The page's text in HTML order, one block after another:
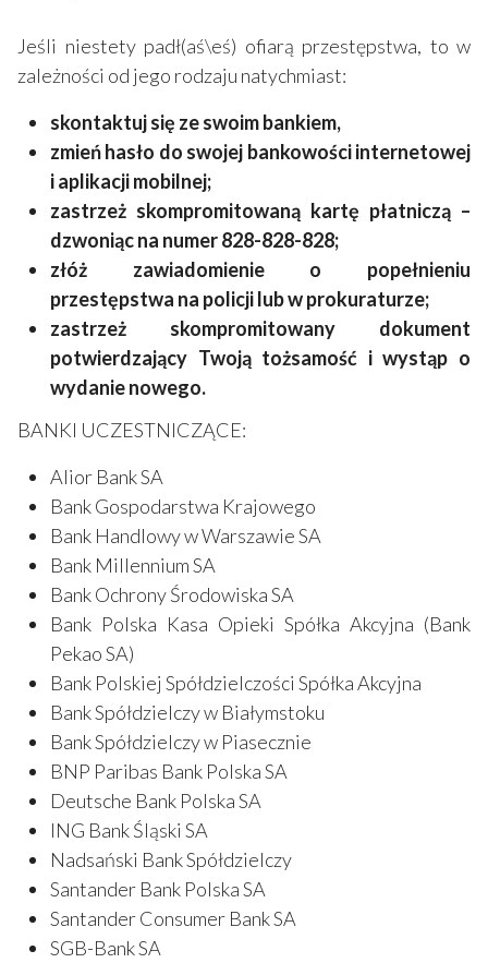
Jeśli niestety padł(aś\eś) ofiarą przestępstwa, to w
zależności od jego rodzaju natychmiast:
skontaktuj się ze swoim bankiem,
zmień hasło do swojej bankowości internetowej
i aplikacji mobilnej;
zastrzeż skompromitowaną kartę płatniczą –
dzwoniąc na numer 828-828-828;
złóż zawiadomienie o popełnieniu
przestępstwa na policji lub w prokuraturze;
zastrzeż skompromitowany dokument
potwierdzający Twoją tożsamość i wystąp o
wydanie nowego.
BANKI UCZESTNICZĄCE:
Alior Bank SA
Bank Gospodarstwa Krajowego
Bank Handlowy w Warszawie SA
Bank Millennium SA
Bank Ochrony Środowiska SA
Bank Polska Kasa Opieki Spółka Akcyjna (Bank
Pekao SA)
Bank Polskiej Spółdzielczości Spółka Akcyjna
Bank Spółdzielczy w Białymstoku
Bank Spółdzielczy w Piasecznie
BNP Paribas Bank Polska SA
Deutsche Bank Polska SA
ING Bank Śląski SA
Nadsański Bank Spółdzielczy
Santander Bank Polska SA
Santander Consumer Bank SA
SGB-Bank SA